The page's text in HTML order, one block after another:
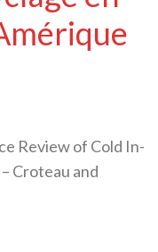
Review of Cold In-
Croteau and